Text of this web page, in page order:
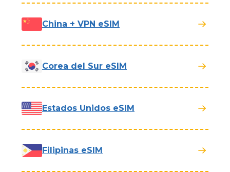
China + VPN eSIM
Corea del Sur eSIM
Estados Unidos eSIM
Filipinas eSIM